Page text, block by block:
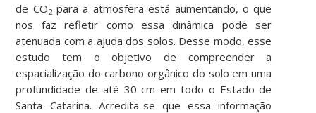
de CO2para a atmosfera está aumentando, o que
nos faz refletir como essa dinâmica pode ser
atenuada com a ajuda dos solos. Desse modo, esse
estudo tem o objetivo de compreender a
espacialização do carbono orgânico do solo em uma
profundidade de até 30 cm em todo o Estado de
Santa Catarina. Acredita-se que essa informação